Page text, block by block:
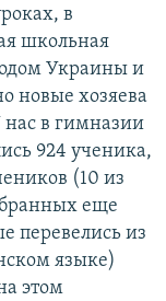
в
школьная
Украины и
новые хозяева
нас в гимназии
924 ученика,
(10 из
еще
перевелись из
языке)
этом